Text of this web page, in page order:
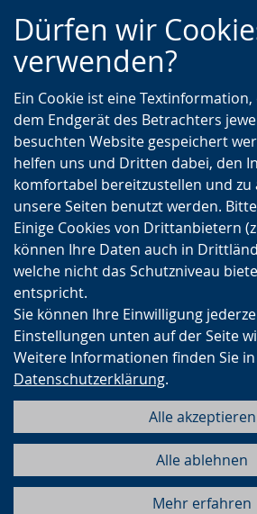
Zur
Zur
Zum
Inhalt
Dürfen wir
verwenden?
Ein Cookie ist eine
dem Endgerät des Betrachters
besuchten Website gespeichert
helfen uns und Dritten dabei, den
komfortabel bereitzustellen und zu
unsere Seiten benutzt werden.
Einige Cookies von Drittanbietern
können Ihre Daten auch in
welche nicht das Schutzniveau
entspricht.
Sie können Ihre Einwilligung
Einstellungen unten auf der Seite
Weitere Informationen finden Sie
Datenschutzerklärung.
Alle akzeptieren
Alle ablehnen
Mehr erfahren